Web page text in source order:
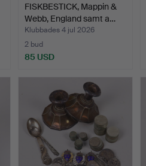
FISKBESTICK, Mappin &
Webb, England samt a…
Klubbades 4 jul 2026
2 bud
85 USD